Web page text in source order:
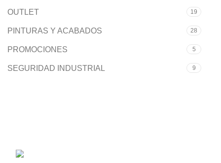
OUTLET 19
PINTURAS Y ACABADOS 28
PROMOCIONES 5
SEGURIDAD INDUSTRIAL 9